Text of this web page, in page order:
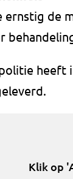
ernstig de
heeft
Klik op